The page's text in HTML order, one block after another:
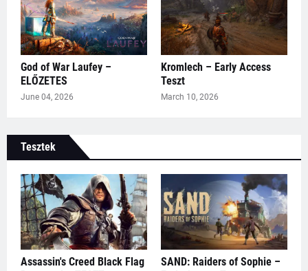
God of War Laufey –
ELŐZETES
June 04, 2026
Kromlech – Early Access
Teszt
March 10, 2026
Tesztek
Assassin's Creed Black Flag
SAND: Raiders of Sophie –